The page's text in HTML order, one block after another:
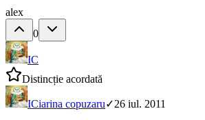
alex
0
IC
Distincție acordată
ICiarina copuzaru✓26 iul. 2011